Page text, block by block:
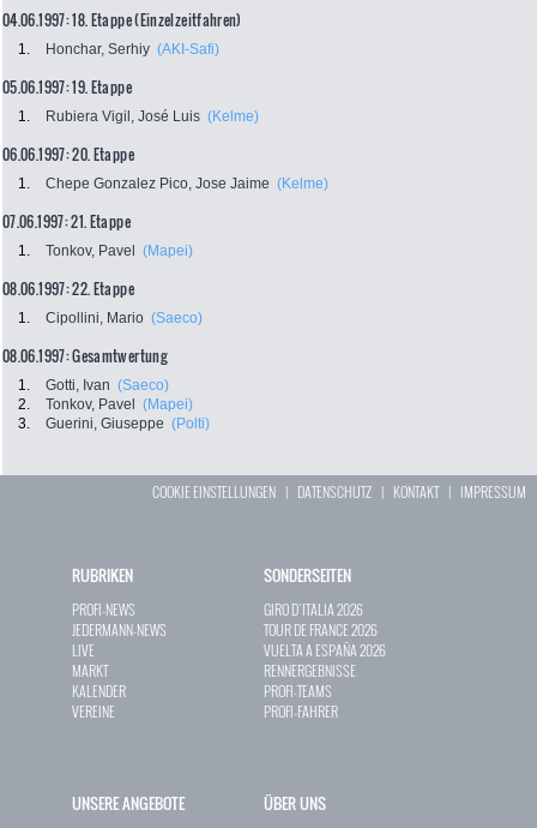
04.06.1997: 18. Etappe (Einzelzeitfahren)
1. Honchar, Serhiy (AKI-Safi)
05.06.1997: 19. Etappe
1. Rubiera Vigil, José Luis (Kelme)
06.06.1997: 20. Etappe
1. Chepe Gonzalez Pico, Jose Jaime (Kelme)
07.06.1997: 21. Etappe
1. Tonkov, Pavel (Mapei)
08.06.1997: 22. Etappe
1. Cipollini, Mario (Saeco)
08.06.1997: Gesamtwertung
1. Gotti, Ivan (Saeco)
2.
Tonkov, Pavel
(Mapei)
3.
Guerini, Giuseppe (Polti)
COOKIE EINSTELLUNGEN | DATENSCHUTZ | KONTAKT| IMPRESSUM
RUBRIKEN
PROFI-NEWS
JEDERMANN-NEWS
LIVE
MARKT
KALENDER
VEREINE
SONDERSEITEN
GIRO D`ITALIA 2026
TOUR DE FRANCE 2026
VUELTA A ESPAÑA 2026
RENNERGEBNISSE
PROFI-TEAMS
PROFI-FAHRER
UNSERE ANGEBOTE ÜBER UNS